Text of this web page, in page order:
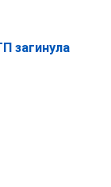
загинула